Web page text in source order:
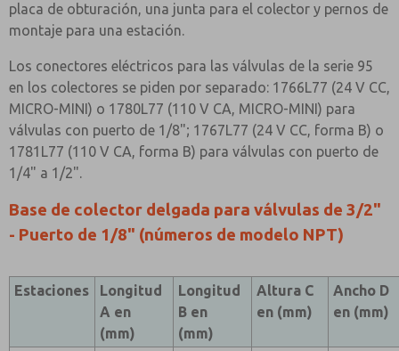
placa de obturación, una junta para el colector y pernos de
montaje para una estación.
Los conectores eléctricos para las válvulas de la serie 95
en los colectores se piden por separado: 1766L77 (24 V CC,
MICRO-MINI) o 1780L77 (110 V CA, MICRO-MINI) para
válvulas con puerto de 1/8"; 1767L77 (24 V CC, forma B) o
1781L77 (110 V CA, forma B) para válvulas con puerto de
1/4" a 1/2".
Base de colector delgada para válvulas de 3/2"
- Puerto de 1/8" (números de modelo NPT)
Estaciones
Longitud
A en
(mm)
Longitud
B en
(mm)
Altura C
en (mm)
Ancho D
en (mm)